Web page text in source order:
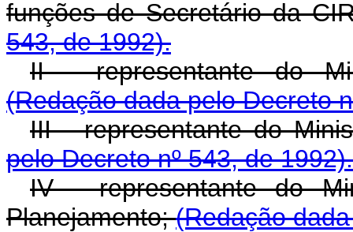
funções de Secretário da
543, de 1992).
II - representante do
(Redação dada pelo Decreto
III - representante do
pelo Decreto nº 543, de 1992).
IV - representante do
Planejamento;(Redação